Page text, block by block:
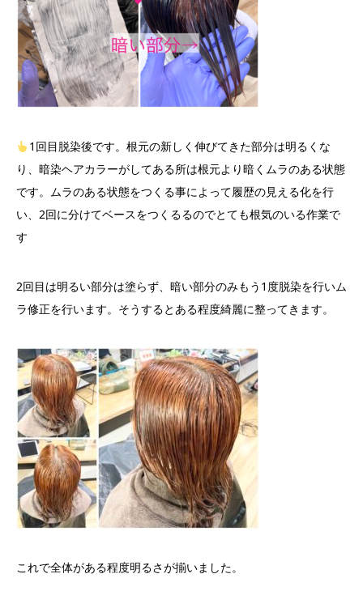
1 回目脱染後です。根元の新しく伸びてきた部分は明るくな
り、暗染ヘアカラーがしてある所は根元より暗くムラのある状態
です。ムラのある状態をつくる事によって履歴の見える化を行
い、2回に分けてベースをつくるるのでとても根気のいる作業で
す
2回目は明るい部分は塗らず、暗い部分のみもう 1 度脱染を行いム
ラ修正を行います。そうするとある程度綺麗に整ってきます。
これで全体がある程度明るさが揃いました。